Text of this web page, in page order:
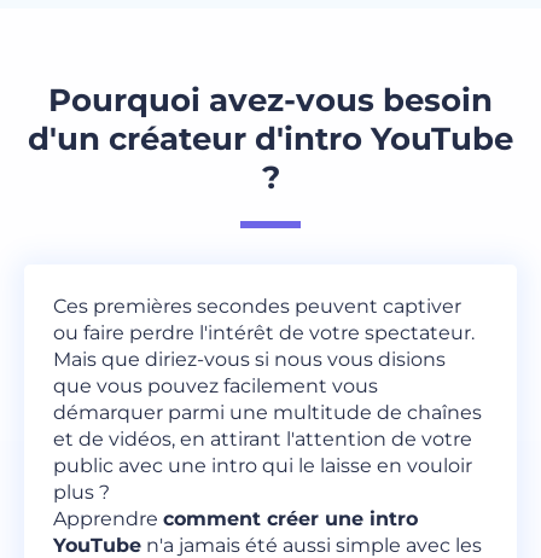
Pourquoi avez-vous besoin
d'un créateur d'intro YouTube
?
Ces premières secondes peuvent captiver
ou faire perdre l'intérêt de votre spectateur.
Mais que diriez-vous si nous vous disions
que vous pouvez facilement vous
démarquer parmi une multitude de chaînes
et de vidéos, en attirant l'attention de votre
public avec une intro qui le laisse en vouloir
plus ?
Apprendre comment créer une intro
YouTube n'a jamais été aussi simple avec les